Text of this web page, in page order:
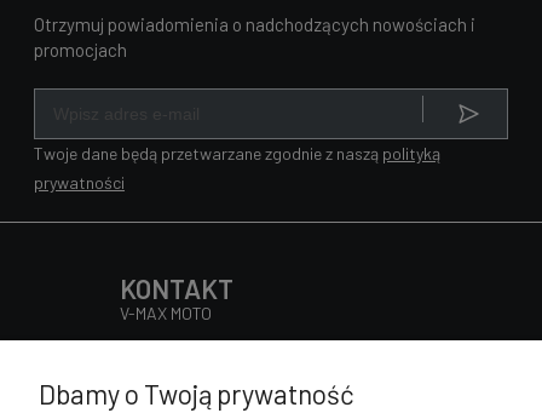
Otrzymuj powiadomienia o nadchodzących nowościach i
promocjach
Twoje dane będą przetwarzane zgodnie z naszą polityką
prywatności
KONTAKT
V-MAX MOTO
Pn - Pt 9:00 - 17:00
Dbamy o Twoją prywatność